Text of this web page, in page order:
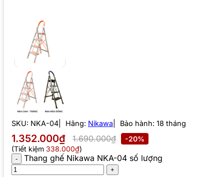
SKU: NKA-04 Hãng: Nikawa Bảo hành: 18 tháng
1.352.000₫ 1.690.000₫
-20%
(Tiết kiệm 338.000₫)
Thang ghế Nikawa NKA-04 số lượng